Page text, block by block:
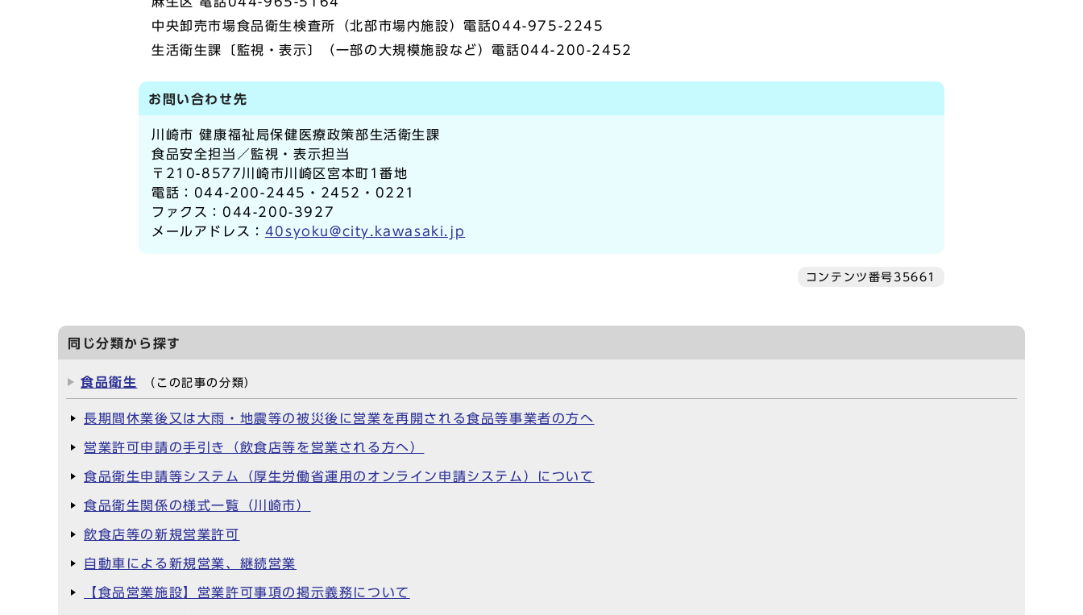
中央卸売市場食品衛生検査所（北部市場内施設）電話044-975-2245
生活衛生課〔監視・表示〕（一部の大規模施設など）電話044-200-2452
お問い合わせ先
川崎市 健康福祉局保健医療政策部生活衛生課
食品安全担当／監視・表示担当
〒210-8577川崎市川崎区宮本町1番地
電話：044-200-2445・2452・0221
ファクス：044-200-3927
メールアドレス： 40syoku@city.kawasaki.jp
コンテンツ番号35661
同じ分類から探す
食品衛生 （この記事の分類）
長期間休業後又は大雨・地震等の被災後に営業を再開される食品等事業者の方へ
営業許可申請の手引き（飲食店等を営業される方へ）
食品衛生申請等システム（厚生労働省運用のオンライン申請システム）について
食品衛生関係の様式一覧（川崎市）
飲食店等の新規営業許可
自動車による新規営業、継続営業
【食品営業施設】営業許可事項の掲示義務について